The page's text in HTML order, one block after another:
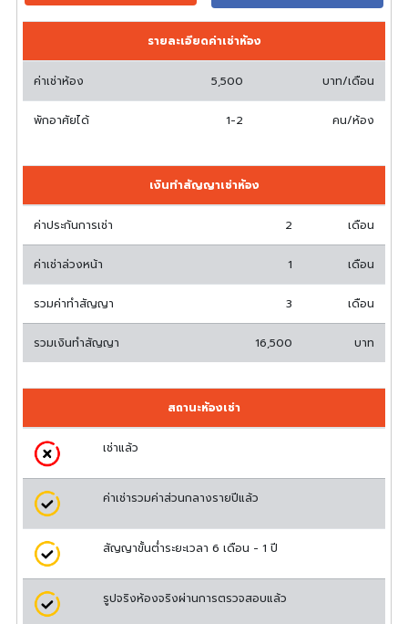
รายละเอียดค่าเช่าห้อง
ค่าเช่าห้อง 5,500 บาท/เดือน
พักอาศัยได้ 1-2 คน/ห้อง
เงินทำสัญญาเช่าห้อง
ค่าประกันการเช่า 2 เดือน
ค่าเช่าล่วงหน้า 1 เดือน
รวมค่าทำสัญญา 3 เดือน
รวมเงินทำสัญญา 16,500 บาท
สถานะห้องเช่า
เช่าแล้ว
ค่าเช่ารวมค่าส่วนกลางรายปีแล้ว
สัญญาขั้นต่ำระยะเวลา 6 เดือน - 1 ปี
รูปจริงห้องจริงผ่านการตรวจสอบแล้ว